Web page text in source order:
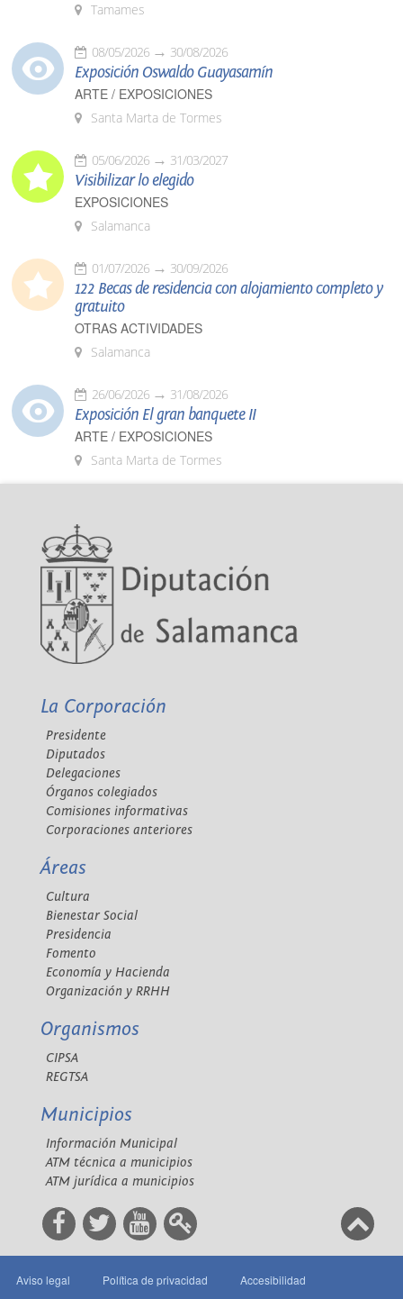
Tamames
08/05/2026 30/08/2026
Exposición Oswaldo Guayasamín
ARTE / EXPOSICIONES
Santa Marta de Tormes
05/06/2026 31/03/2027
Visibilizar lo elegido
EXPOSICIONES
Salamanca
01/07/2026 30/09/2026
122 Becas de residencia con alojamiento completo y
gratuito
OTRAS ACTIVIDADES
Salamanca
26/06/2026 31/08/2026
Exposición El gran banquete II
ARTE / EXPOSICIONES
Santa Marta de Tormes
La Corporación
Presidente
Diputados
Delegaciones
Órganos colegiados
Comisiones informativas
Corporaciones anteriores
Áreas
Cultura
Bienestar Social
Presidencia
Fomento
Economía y Hacienda
Organización y RRHH
Organismos
CIPSA
REGTSA
Municipios
Información Municipal
ATM técnica a municipios
ATM jurídica a municipios
Aviso legal Política de privacidad Accesibilidad